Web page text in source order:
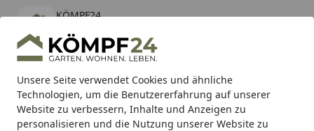
Unsere Seite verwendet Cookies und ähnliche
Technologien, um die Benutzererfahrung auf unserer
Website zu verbessern, Inhalte und Anzeigen zu
personalisieren und die Nutzung unserer Website zu
KÖMPF24
kostenlos - Im App Store
Hotline
Alle Produkte
Mein Konto
Suchen